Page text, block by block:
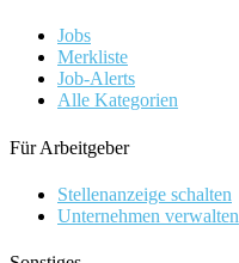
Jobs
Merkliste
Job-Alerts
Alle Kategorien
Für Arbeitgeber
Stellenanzeige schalten
Unternehmen verwalten